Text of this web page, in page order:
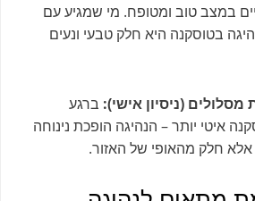
במצב טוב ומטופח. מי שמגיע עם
בטוסקנה היא חלק טבעי ונעים
(ניסיון אישי): ברגע
איטי יותר – הנהיגה הופכת נינוחה
אלא חלק מהאופי של האזור.